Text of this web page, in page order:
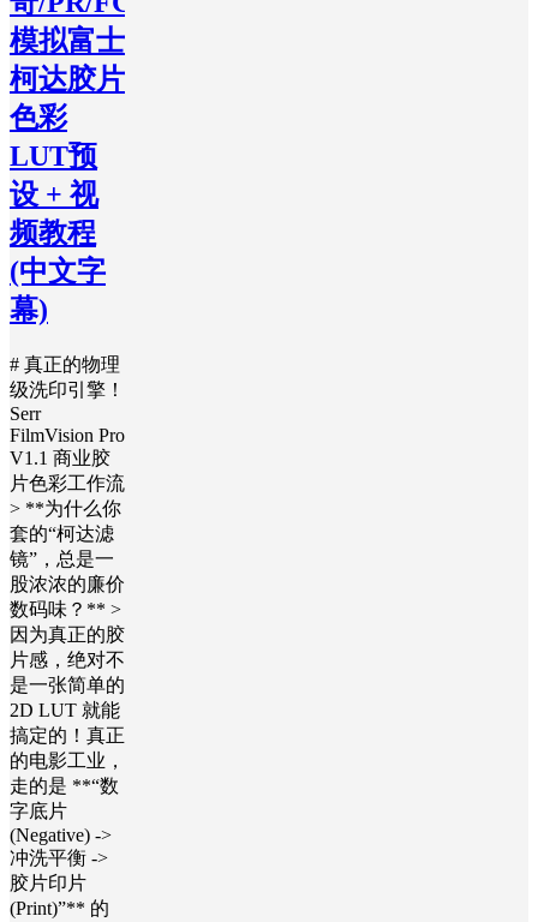
模拟富士
柯达胶片
色彩
LUT预
设 + 视
频教程
(中文字
幕)
# 真正的物理
级洗印引擎！
Serr
FilmVision Pro
V1.1 商业胶
片色彩工作流
> **为什么你
套的“柯达滤
镜”，总是一
股浓浓的廉价
数码味？** >
因为真正的胶
片感，绝对不
是一张简单的
2D LUT 就能
搞定的！真正
的电影工业，
走的是 **“数
字底片
(Negative) ->
冲洗平衡 ->
胶片印片
(Print)”** 的